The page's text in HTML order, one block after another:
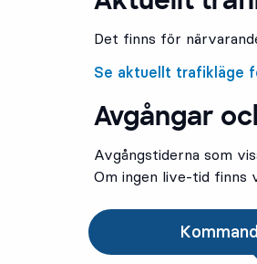
Det finns för
Se aktuellt trafikläge
Avgångar
Avgångstiderna som
Om ingen live-tid finns